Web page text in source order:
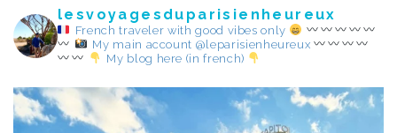
lesvoyagesduparisienheureux
French traveler with good vibes only
My main account @leparisienheureux
My blog here (in french)